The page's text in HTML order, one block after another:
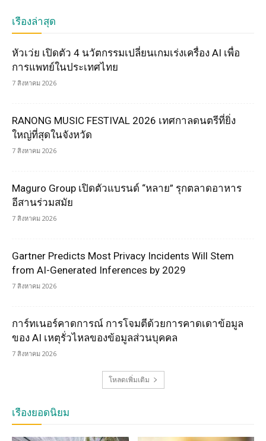
เรื่องล่าสุด
หัวเว่ย เปิดตัว 4 นวัตกรรมเปลี่ยนเกมเร่งเครื่อง AI เพื่อ
การแพทย์ในประเทศไทย
7 สิงหาคม 2026
RANONG MUSIC FESTIVAL 2026 เทศกาลดนตรีที่ยิ่ง
ใหญ่ที่สุดในจังหวัด
7 สิงหาคม 2026
Maguro Group เปิดตัวแบรนด์ “หลาย” รุกตลาดอาหาร
อีสานร่วมสมัย
7 สิงหาคม 2026
Gartner Predicts Most Privacy Incidents Will Stem
from AI-Generated Inferences by 2029
7 สิงหาคม 2026
การ์ทเนอร์คาดการณ์ การโจมตีด้วยการคาดเดาข้อมูล
ของ AI เหตุรั่วไหลของข้อมูลส่วนบุคคล
7 สิงหาคม 2026
โหลดเพิ่มเติม
เรื่องยอดนิยม